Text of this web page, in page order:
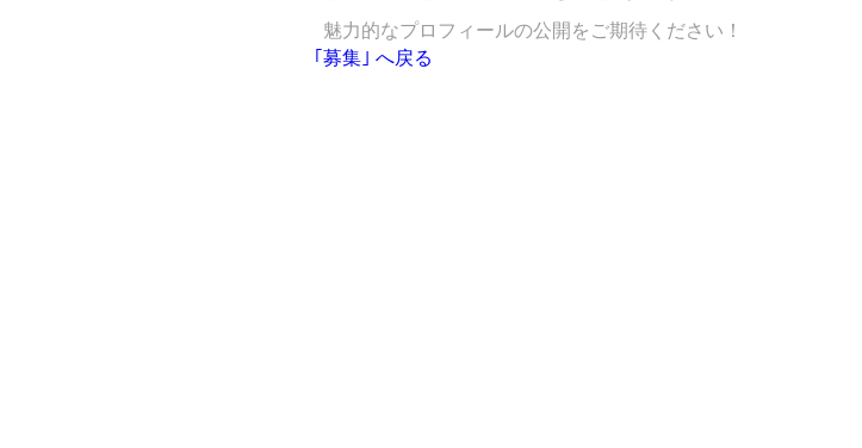
魅力的なプロフィールの公開をご期待ください！
｢募集｣ へ戻る